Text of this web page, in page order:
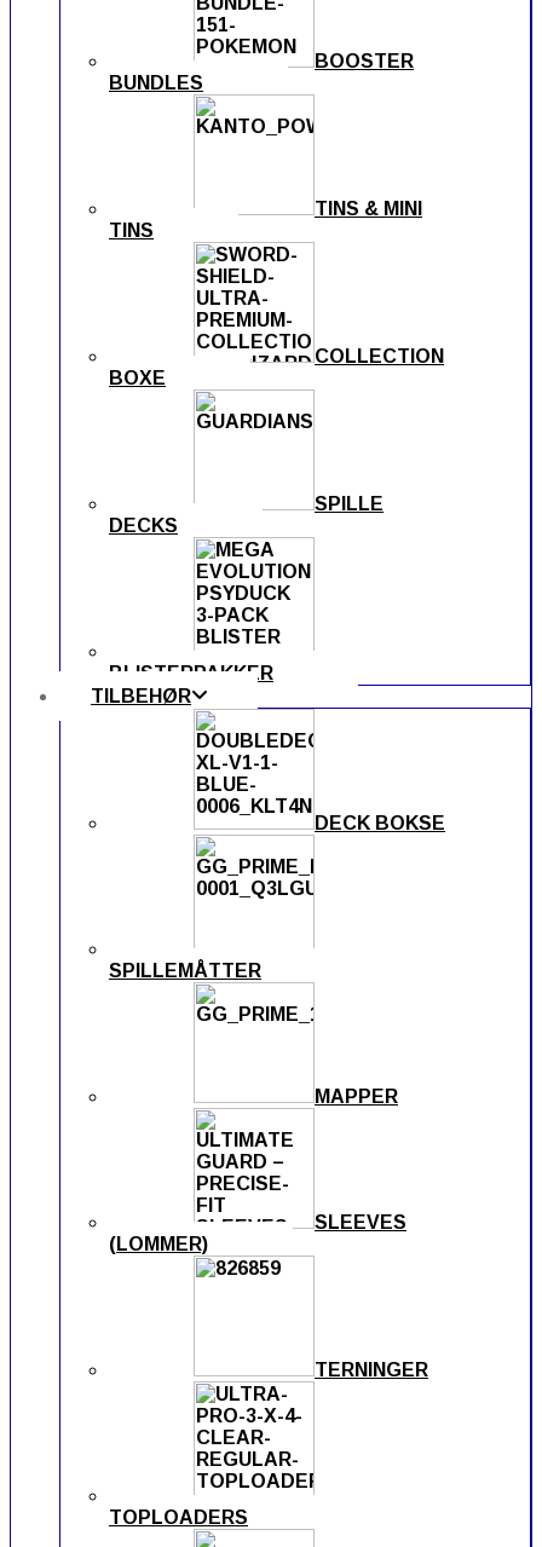
BOOSTER
BUNDLES
TINS & MINI
TINS
COLLECTION
BOXE
SPILLE
DECKS
BLISTERPAKKER
TILBEHØR
DECK BOKSE
SPILLEMÅTTER
MAPPER
SLEEVES
(LOMMER)
TERNINGER
TOPLOADERS